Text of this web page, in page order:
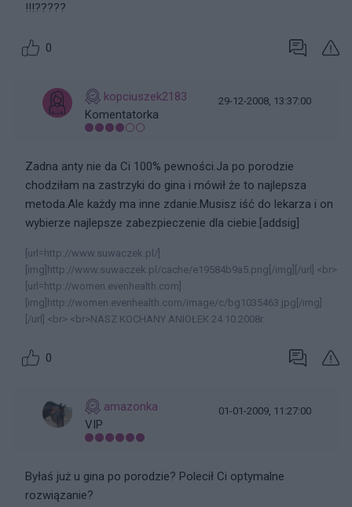
!!!?????
0
kopciuszek2183
Komentatorka
29-12-2008, 13:37:00
Zadna anty nie da Ci 100% pewności.Ja po porodzie
chodziłam na zastrzyki do gina i mówił że to najlepsza
metoda.Ale każdy ma inne zdanie.Musisz iść do lekarza i on
wybierze najlepsze zabezpieczenie dla ciebie.[addsig]
[url=http://www.suwaczek.pl/]
[img]http://www.suwaczek.pl/cache/e19584b9a5.png[/img][/url] <br>
[url=http://women.evenhealth.com]
[img]http://women.evenhealth.com/image/c/bg1035463.jpg[/img]
[/url] <br> <br>NASZ KOCHANY ANIOŁEK 24.10.2008r.
0
amazonka
VIP
01-01-2009, 11:27:00
Byłaś już u gina po porodzie? Polecił Ci optymalne
rozwiązanie?